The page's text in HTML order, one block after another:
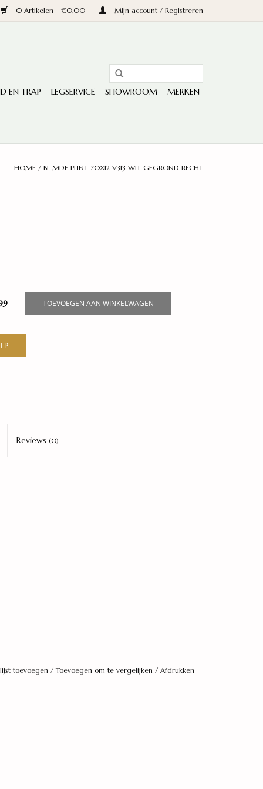
0 Artikelen - €0,00 Mijn account / Registreren
EN TRAP LEGSERVICE SHOWROOM MERKEN
HOME / BL MDF PLINT 70X12 V313 WIT GEGROND RECHT
TOEVOEGEN AAN WINKELWAGEN
Reviews(0)
toevoegen /Toevoegen om te vergelijken / Afdrukken